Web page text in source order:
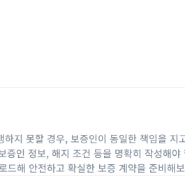
지 못할 경우, 보증인이 동일한 책임을
증인 정보, 해지 조건 등을 명확히 작성해
드해 안전하고 확실한 보증 계약을 준비해